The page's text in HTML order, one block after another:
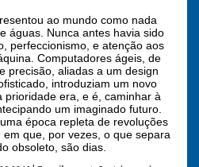
ao mundo como nada
águas. Nunca antes havia sido
perfeccionismo, e atenção aos
Computadores ágeis, de
precisão, aliadas a um design
introduziam um novo
prioridade era, e é, caminhar à
um imaginado futuro.
época repleta de revoluções
que, por vezes, o que separa
obsoleto, são dias.